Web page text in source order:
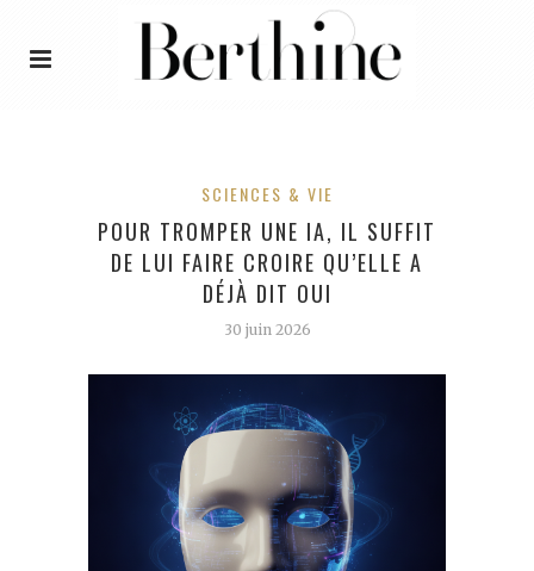
SCIENCES & VIE
POUR TROMPER UNE IA, IL SUFFIT
DE LUI FAIRE CROIRE QU’ELLE A
DÉJÀ DIT OUI
30 juin 2026